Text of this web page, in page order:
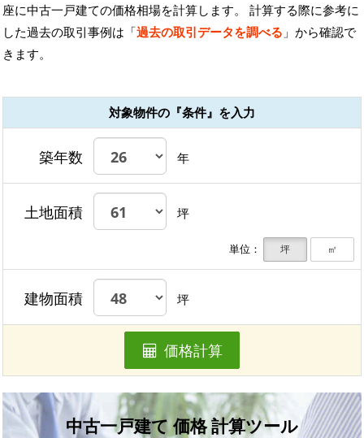
座に中古一戸建ての価格相場を計算します。 計算する際に参考に
した過去の取引事例は「過去の取引データを調べる 」から確認で
きます。
対象物件の『条件』を入力
築年数 年
土地面積 坪
単位： 坪 ㎡
建物面積 坪
価格計算
中古一戸建て 価格 計算ツール